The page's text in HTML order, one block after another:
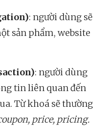
: người dùng sẽ
sản phẩm, website
: người dùng
tin liên quan đến
Từ khoá sẽ thường
price, pricing.